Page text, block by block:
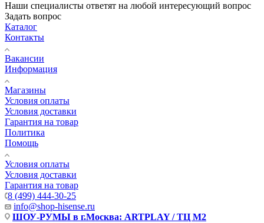
Наши специалисты ответят на любой интересующий вопрос
Задать вопрос
Каталог
Контакты
Вакансии
Информация
Магазины
Условия оплаты
Условия доставки
Гарантия на товар
Политика
Помощь
Условия оплаты
Условия доставки
Гарантия на товар
8 (499) 444-30-25
info@shop-hisense.ru
ШОУ-РУМЫ в г.Москва: ARTPLAY / ТЦ М2